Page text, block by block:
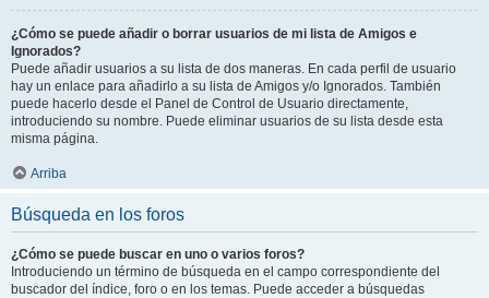
¿Cómo se puede añadir o borrar usuarios de mi lista de Amigos e
Ignorados?
Puede añadir usuarios a su lista de dos maneras. En cada perfil de usuario
hay un enlace para añadirlo a su lista de Amigos y/o Ignorados. También
puede hacerlo desde el Panel de Control de Usuario directamente,
introduciendo su nombre. Puede eliminar usuarios de su lista desde esta
misma página.
Arriba
Búsqueda en los foros
¿Cómo se puede buscar en uno o varios foros?
Introduciendo un término de búsqueda en el campo correspondiente del
buscador del índice, foro o en los temas. Puede acceder a búsquedas